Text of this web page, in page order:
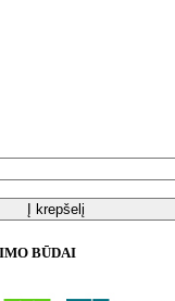
Į krepšelį
BŪDAI